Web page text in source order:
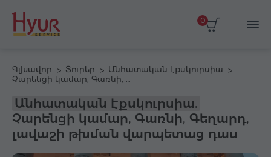
0
Գլխավոր Տուրեր
Անհատական էքսկուրսիա
Անհատական էքսկուրսիա.
Չարենցի կամար, Գառնի, Գեղարդ,
լավաշի թխման վարպետաց դաս